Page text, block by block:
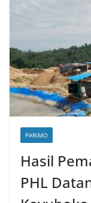
PARIMO
Hasil
PHL